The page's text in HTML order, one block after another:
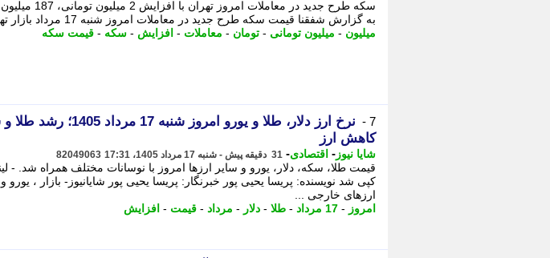
به گزارش شفقنا قیمت سکه طرح جدید در معاملات امروز شنبه 17 مرداد بازار تهران ...
میلیون - میلیون تومانی - تومان - معاملات - افزایش - سکه - قیمت سکه
7 -
نرخ ارز دلار، طلا و یورو امروز شنبه 17 مرداد
کاهش ارز
شایا نیوز - اقتصادی- 31 دقیقه پیش - شنبه 17 مرداد 1405، 17:31 82049063
قیمت طلا، سکه، دلار، یورو و سایر ارزها امروز با نوسانات مختلف همراه شد. -
کپی شد نویسنده: پریسا یحیی پور خبرنگار: پریسا یحیی پور شایانیوز- بازار ، یورو
ارزهای خارجی ...
امروز - 17 مرداد - طلا - دلار - مرداد - قیمت - افزایش